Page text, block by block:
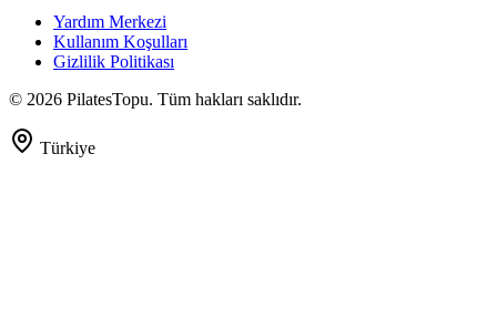
Yardım Merkezi
Kullanım Koşulları
Gizlilik Politikası
© 2026 PilatesTopu. Tüm hakları saklıdır.
Türkiye